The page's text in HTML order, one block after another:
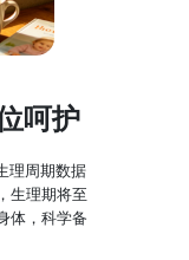
呵护
理周期数据
生理期将至
体，科学备